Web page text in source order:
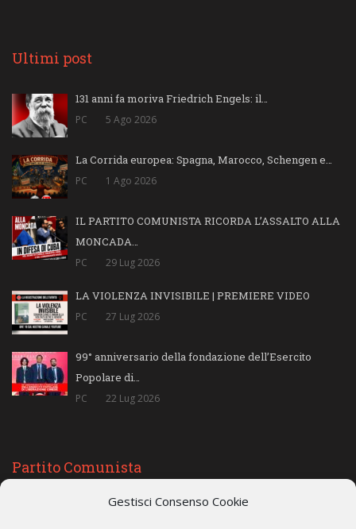
Gestisci Consenso Cookie
Ultimi post
131 anni fa moriva Friedrich Engels: il…
PC 5 Ago 2026
La Corrida europea: Spagna, Marocco, Schengen e…
PC 1 Ago 2026
IL PARTITO COMUNISTA RICORDA L’ASSALTO ALLA
MONCADA…
PC 29 Lug 2026
LA VIOLENZA INVISIBILE | PREMIERE VIDEO
PC 27 Lug 2026
99° anniversario della fondazione dell’Esercito
Popolare di…
PC 22 Lug 2026
Partito Comunista
Il Partito Comunista è il Partito di tutti i lavoratori, degli operai, dei